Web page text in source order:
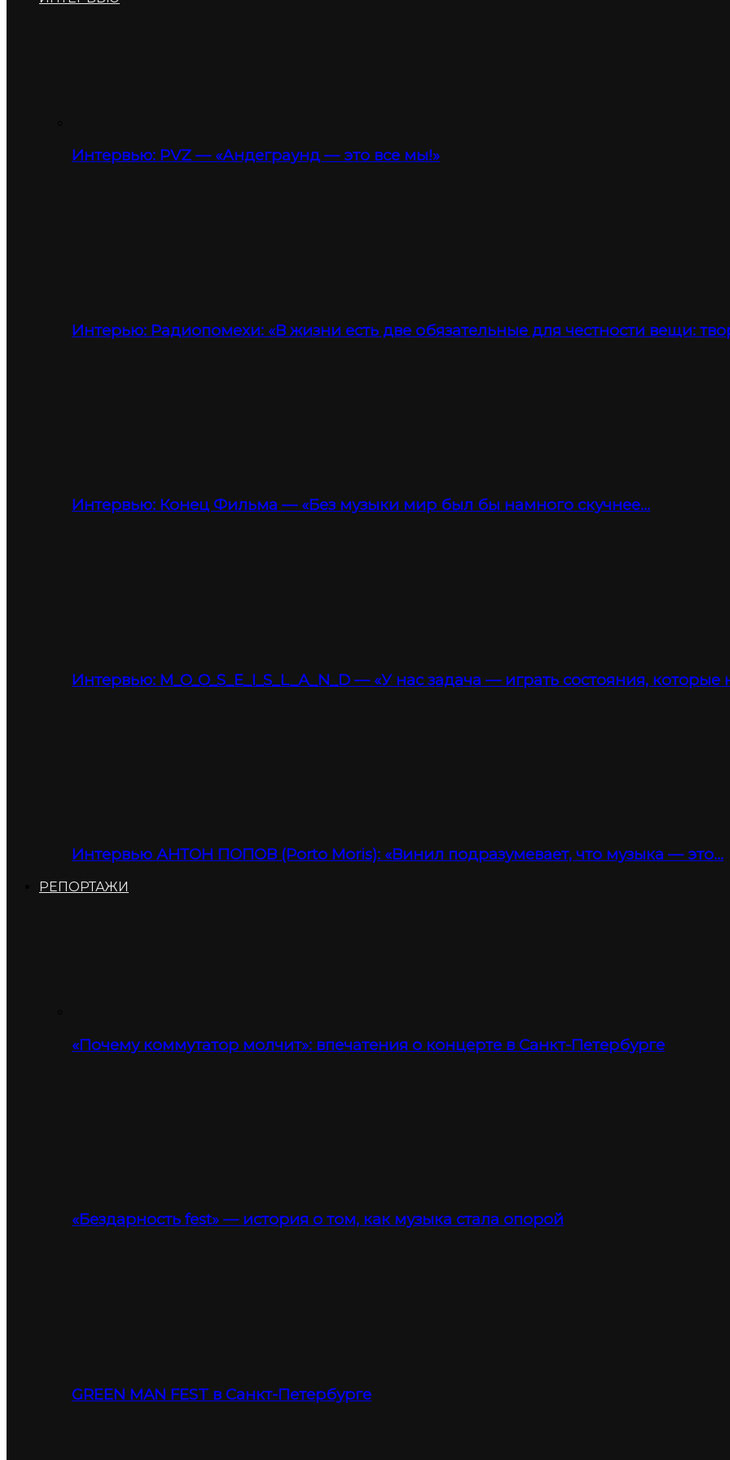
Интервью: PVZ — «Андеграунд — это все мы!»
Интерью: Радиопомехи: «В жизни есть две обязательные для честности вещи:
Интервью: Конец Фильма — «Без музыки мир был бы намного скучнее…
Интервью: M_O_O_S_E_I_S_L_A_N_D — «У нас задача — играть состояния, которые
Интервью АНТОН ПОПОВ (Porto Moris): «Винил подразумевает, что музыка — это…
РЕПОРТАЖИ
«Почему коммутатор молчит»: впечатения о концерте в Санкт-Петербурге
«Бездарность fest» — история о том, как музыка стала опорой
GREEN MAN FEST в Санкт-Петербурге